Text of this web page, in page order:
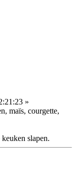
»
maïs, courgette,
slapen.